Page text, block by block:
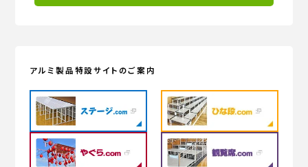
アルミ製品特設サイトのご案内